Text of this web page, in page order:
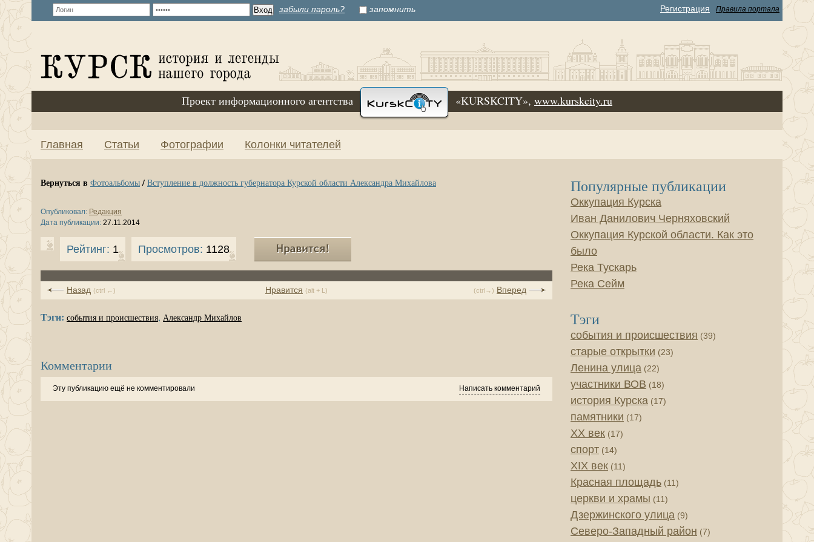
забыли пароль? запомнить Регистрация Правила портала
Проект информационного агентства «KURSKCITY», www.kurskcity.ru
Главная Статьи Фотографии Колонки читателей
Вернуться в Фотоальбомы/ Вступление в должность губернатора Курской области Александра Михайлова
Опубликовал: Редакция
Дата публикации: 27.11.2014
Рейтинг: 1 Просмотров: 1128
Нравится (alt + L)
Назад (ctrl ←) (ctrl→) Вперед
Тэги: события и происшествия, Александр Михайлов
Комментарии
Эту публикацию ещё не комментировали Написать комментарий
Популярные публикации
Оккупация Курска
Иван Данилович Черняховский
Оккупация Курской области. Как это
было
Река Тускарь
Река Сейм
Тэги
события и происшествия (39)
старые открытки (23)
Ленина улица (22)
участники ВОВ (18)
история Курска (17)
памятники (17)
XX век (17)
спорт (14)
XIX век (11)
Красная площадь (11)
церкви и храмы (11)
Дзержинского улица (9)
Северо-Западный район (7)